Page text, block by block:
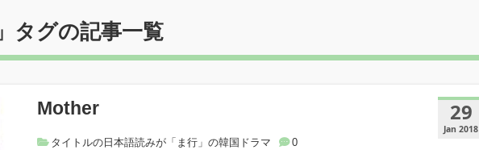
」タグの記事一覧
29
Jan 2018
Mother
タイトルの日本語読みが「ま行」の韓国ドラマ 0